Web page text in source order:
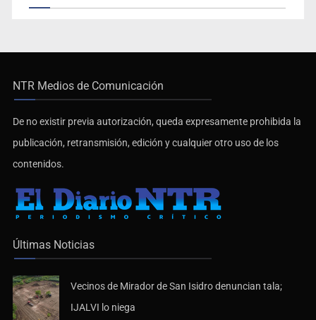
NTR Medios de Comunicación
De no existir previa autorización, queda expresamente prohibida la
publicación, retransmisión, edición y cualquier otro uso de los
contenidos.
Últimas Noticias
Vecinos de Mirador de San Isidro denuncian tala;
IJALVI lo niega